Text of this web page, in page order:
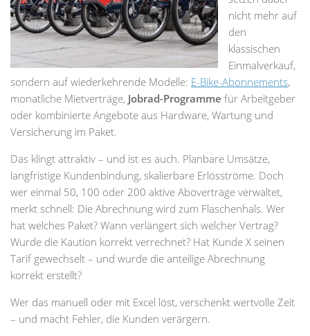
nicht mehr auf
den
klassischen
Einmalverkauf,
sondern auf wiederkehrende Modelle: E-Bike-Abonnements,
monatliche Mietverträge, Jobrad-Programme für Arbeitgeber
oder kombinierte Angebote aus Hardware, Wartung und
Versicherung im Paket.
Das klingt attraktiv – und ist es auch. Planbare Umsätze,
langfristige Kundenbindung, skalierbare Erlösströme. Doch
wer einmal 50, 100 oder 200 aktive Aboverträge verwaltet,
merkt schnell: Die Abrechnung wird zum Flaschenhals. Wer
hat welches Paket? Wann verlängert sich welcher Vertrag?
Wurde die Kaution korrekt verrechnet? Hat Kunde X seinen
Tarif gewechselt – und wurde die anteilige Abrechnung
korrekt erstellt?
Wer das manuell oder mit Excel löst, verschenkt wertvolle Zeit
– und macht Fehler, die Kunden verärgern.